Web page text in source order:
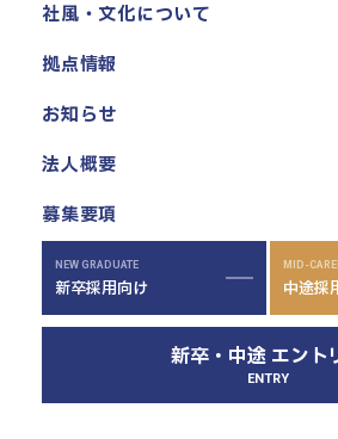
社風・文化について
拠点情報
東京本社
埼玉川口本部
千葉本部
高崎本部
富山本部
高岡本部
大阪本部
お知らせ
法人概要
募集要項
NEW GRADUATE
新卒採用向け
MID-
中途採
新卒・中途 エント
ENTRY